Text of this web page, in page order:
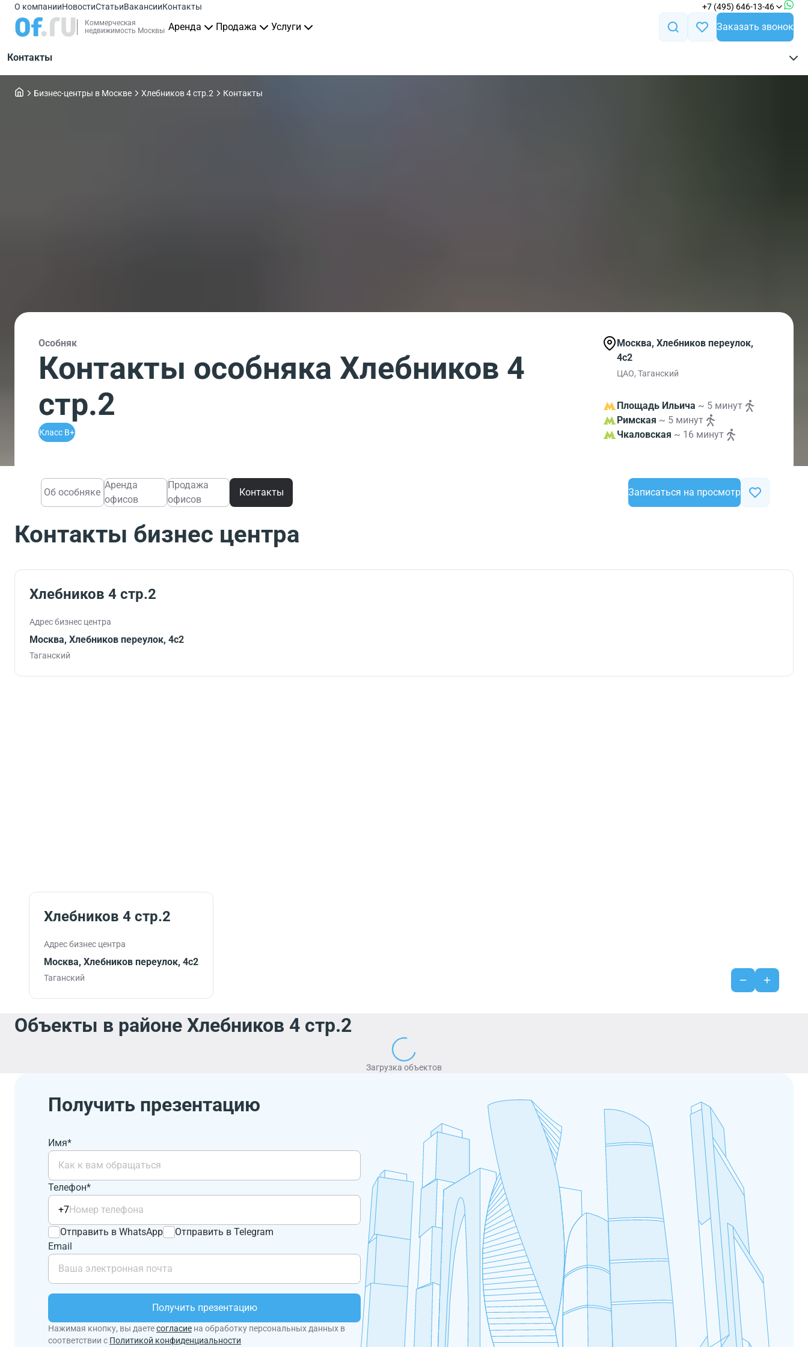
О компанииНовостиСтатьиВакансииКонтакты +7 (495) 646-13-46
Коммерческая
недвижимость Москвы Аренда Продажа Услуги Заказать звонок
Контакты
Бизнес-центры в Москве Хлебников 4 стр.2 Контакты
Особняк
Контакты особняка Хлебников 4
стр.2
Класс B+
Москва, Хлебников переулок,
4с2
ЦАО, Таганский
Площадь Ильича ~ 5 минут
Римская ~ 5 минут
Чкаловская ~ 16 минут
Об особняке
Аренда
офисов
Продажа
офисов
Контакты Записаться на просмотр
Контакты бизнес центра
Хлебников 4 стр.2
Адрес бизнес центра
Москва, Хлебников переулок, 4с2
Таганский
Хлебников 4 стр.2
Адрес бизнес центра
Москва, Хлебников переулок, 4с2
Таганский
Объекты в районе Хлебников 4 стр.2
Загрузка объектов
Получить презентацию
Имя*
Телефон*
+7
Отправить в WhatsApp
Отправить в Telegram
Email
Получить презентацию
Нажимая кнопку, вы даетесогласие на обработку персональных данных в
соответствии с Политикой конфиденциальности